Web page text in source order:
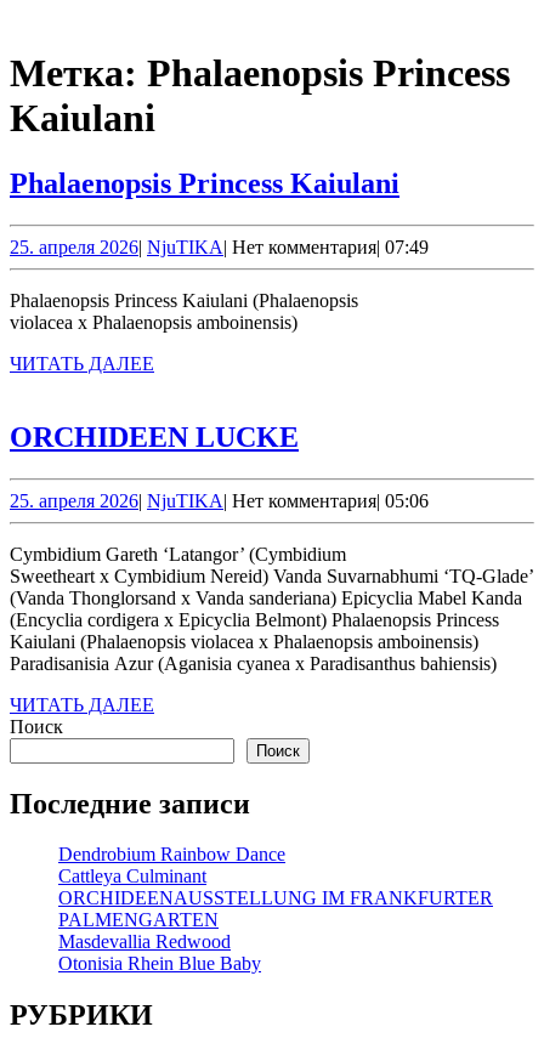
Метка: Phalaenopsis Princess
Kaiulani
Phalaenopsis Princess Kaiulani
Kaiulani
25. апреля 202625.
апреля
| NjuTIKANjuTIKA
| Нет комментария| 07:49
Phalaenopsis Princess Kaiulani (Phalaenopsis
violacea х Phalaenopsis amboinensis)
ЧИТАТЬ ДАЛЕЕ
ORCHIDEEN LUCKE
25. апреля 202625.
апреля
2026
| NjuTIKANjuTIKA
| Нет комментария| 05:06
Cymbidium Gareth ‘Latangor’ (Cymbidium
Sweetheart x Cymbidium Nereid) Vanda Suvarnabhumi ‘TQ-Glade’
(Vanda Thonglorsand x Vanda sanderiana) Epicyclia Mabel Kanda
(Encyclia cordigera x Epicyclia Belmont) Phalaenopsis Princess
Kaiulani (Phalaenopsis violacea х Phalaenopsis amboinensis)
Paradisanisia Azur (Aganisia cyanea x Paradisanthus bahiensis)
ЧИТАТЬ ДАЛЕЕ
Поиск
Поиск
Последние записи
Dendrobium Rainbow Dance
Cattleya Culminant
ORCHIDEENAUSSTELLUNG IM FRANKFURTER
PALMENGARTEN
Masdevallia Redwood
Otonisia Rhein Blue Baby
РУБРИКИ